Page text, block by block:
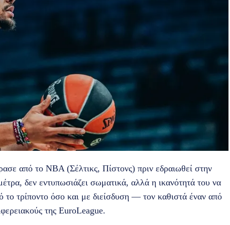
από το NBA (Σέλτικς, Πίστονς) πριν εδραιωθεί στην
δεν εντυπωσιάζει σωματικά, αλλά η ικανότητά του να
τρίποντο όσο και με διείσδυση — τον καθιστά έναν από
της EuroLeague.